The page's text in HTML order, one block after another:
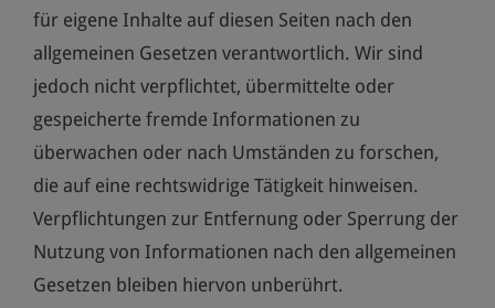
für eigene Inhalte auf diesen Seiten nach den
allgemeinen Gesetzen verantwortlich. Wir sind
jedoch nicht verpflichtet, übermittelte oder
gespeicherte fremde Informationen zu
überwachen oder nach Umständen zu forschen,
die auf eine rechtswidrige Tätigkeit hinweisen.
Verpflichtungen zur Entfernung oder Sperrung der
Nutzung von Informationen nach den allgemeinen
Gesetzen bleiben hiervon unberührt.